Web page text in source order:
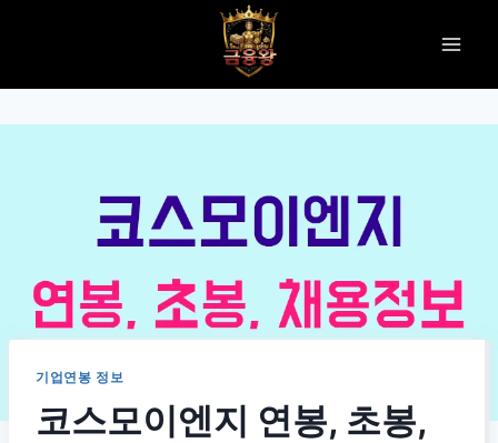
기업연봉 정보
코스모이엔지 연봉, 초봉,